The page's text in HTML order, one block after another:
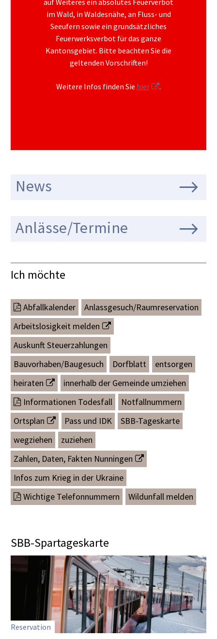
auf Weiteres ein absolutes Feuerverbot
im Wald, in Waldesnähe, an Fluss- und
Seeufern sowie ein grundsätzliches
Feuerwerksverbot für das ganze
Kantonsgebiet. Bitte beachten Sie die
geltenden Vorschriften!
Weitere Infos finden Sie hier .
News
Anlässe/Termine
Ich möchte
Abfallkalender
Anlassgesuch/Raumreservation
Arbeitslosigkeit melden
Auskunft Steuerzahlungen
Bauvorhaben/Baugesuch
Dorfblatt
entsorgen
heiraten
innerhalb der Gemeinde umziehen
Informationen Todesfall
Notfallnummern
Ortsplan
Pass und IDK
SBB-Tageskarte
wegziehen
zuziehen
Zahlen, Daten, Fakten Nunningen
Infos zum Krieg in der Ukraine
Wichtige Telefonnummern
Wildunfall melden
SBB-Spartageskarte
Reservation